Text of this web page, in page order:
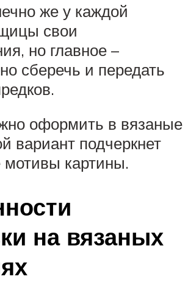
же у каждой
свои
но главное –
сберечь и передать
оформить в вязаные
вариант подчеркнет
картины.
на вязаных